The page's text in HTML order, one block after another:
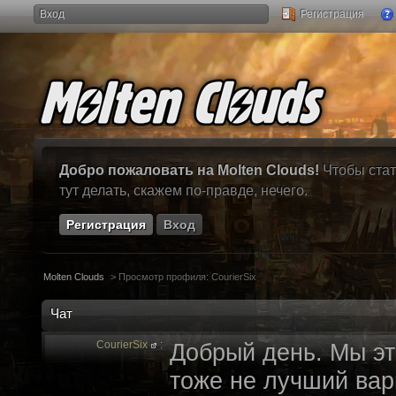
Вход Регистрация
Добро пожаловать на Molten Clouds! Чтобы
тут делать, скажем по-правде, нечего.
Регистрация Вход
Molten Clouds > Просмотр профиля: CourierSix
Чат
CourierSix : Добрый день. Мы
тоже не лучший